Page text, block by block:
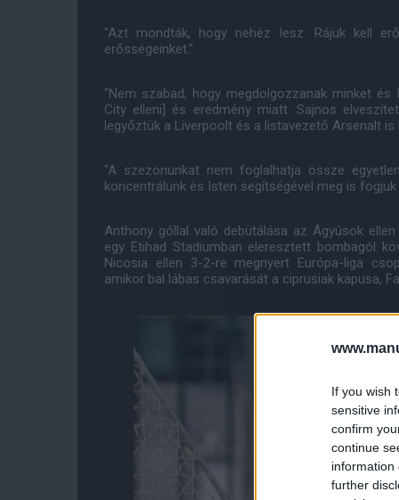
If you wish
sensitive
confirm
continue
information
further
"Azt mondták, hogy nehéz lesz. Rájuk kell
erősségeinket."
"Nem szabad, hogy megdolgozzanak minket
City elleni] és eredmény miatt. Sajnos
legyőztük a Liverpoolt és a listavezető Arsenalt is
"A szezonunkat nem foglalhatja össze
koncentrálunk és Isten segítségével meg is
Anthony góllal való debütálása az Ágyúsok
egy Etihad Stadiumban eleresztett bombagól
Nicosia ellen 3-2-re megnyert Európa-liga
amikor bal lábas csavarását a ciprusiak kapusa,